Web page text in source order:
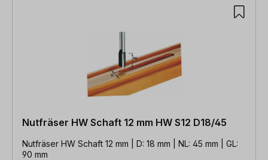
Nutfräser HW Schaft 12 mm HW S12 D18/45
Nutfräser HW Schaft 12 mm | D: 18 mm | NL: 45 mm | GL:
90 mm